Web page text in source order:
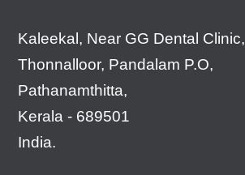
Kaleekal, Near GG Dental Clinic,
Thonnalloor, Pandalam P.O,
Pathanamthitta,
Kerala - 689501
India.